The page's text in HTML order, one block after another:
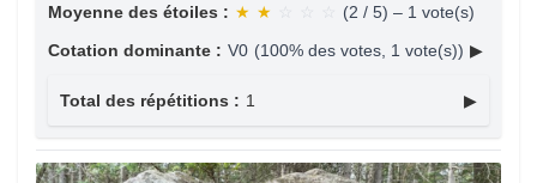
Moyenne des étoiles : ★ ★
(2 / 5) – 1 vote(s)
Cotation dominante : V0 (100% des votes, 1 vote(s)) ▶
Total des répétitions : 1 ▶